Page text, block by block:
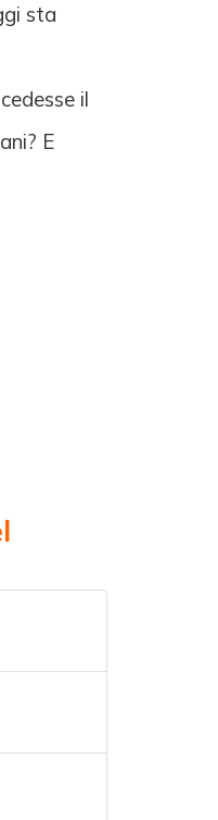
sta
il
E